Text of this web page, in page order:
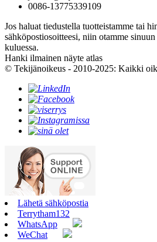
0086-13775339109
Jos haluat tiedustella tuotteistamme tai
sähköpostiosoitteesi, niin otamme
kuluessa.
Hanki ilmainen näyte atlas
© Tekijänoikeus - 2010-2025: Kaikki
Lähetä sähköpostia
Terrytham132
WhatsApp
WeChat